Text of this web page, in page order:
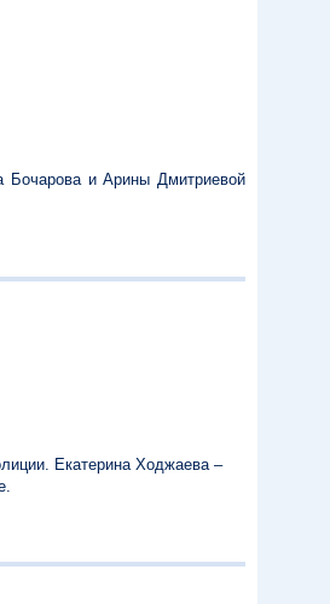
Бочарова и Арины Дмитриевой
Екатерина Ходжаева –